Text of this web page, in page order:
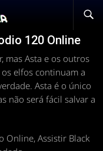
120 Online
mas Asta e os outros
elfos continuam a
Asta é o único
não será fácil salvar a
Online, Assistir Black